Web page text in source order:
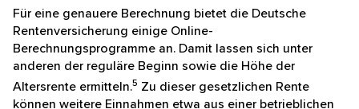
Ihre Cookie-Auswahl
durchschnittliche gesetzliche Bruttorente in
Deutschland nach mindestens 35 Versicherungsjahren
lag Ende 2023 bei 1.623,00 Euro.4
Für eine genauere Berechnung bietet die Deutsche
Rentenversicherung einige Online-